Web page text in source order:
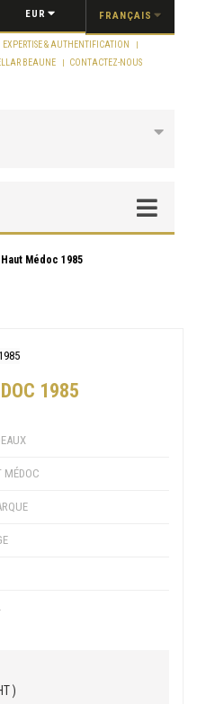
FRANÇAIS
EUR
EXPERTISE & AUTHENTIFICATION
BEAUNE CONTACTEZ-NOUS
Médoc 1985
1985
MÉDOC
)